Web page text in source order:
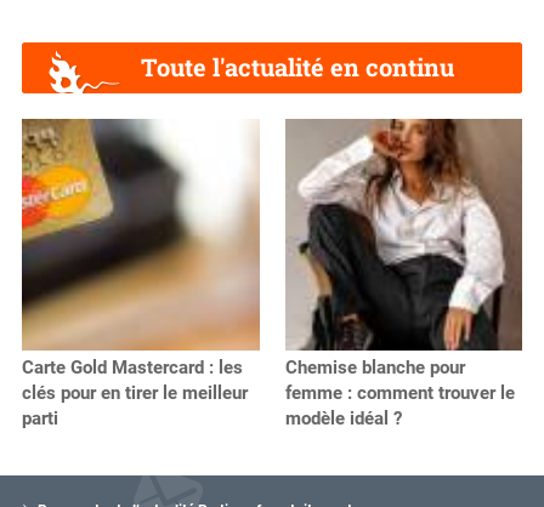
Toute l'actualité en continu
Carte Gold Mastercard : les
clés pour en tirer le meilleur
parti
Chemise blanche pour
femme : comment trouver le
modèle idéal ?